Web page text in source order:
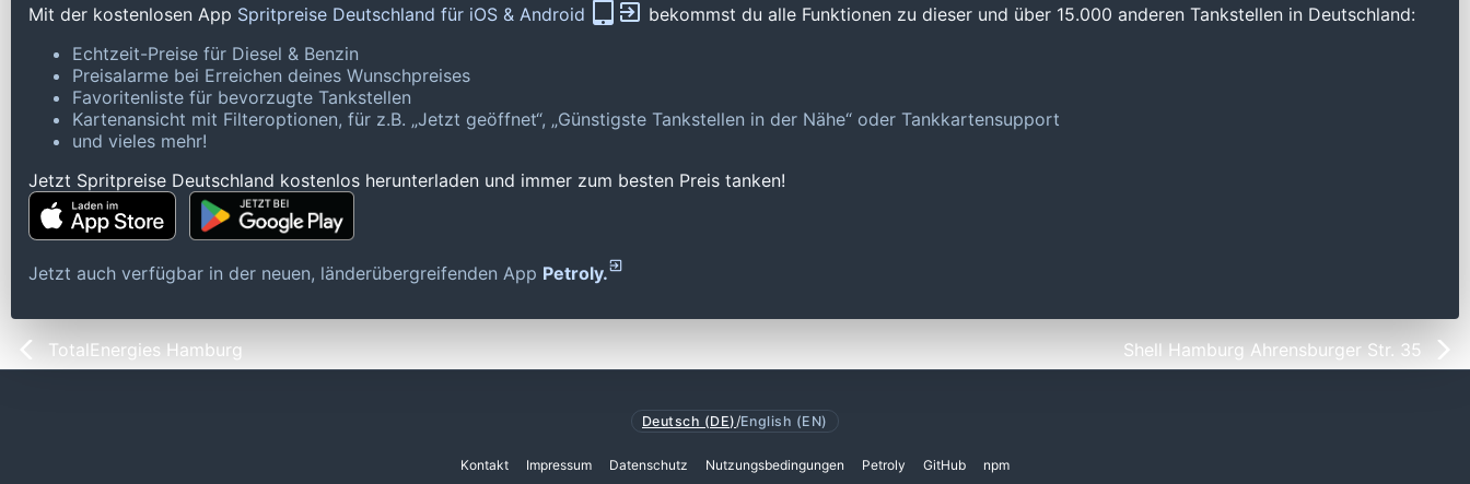
Mit der kostenlosen App Spritpreise Deutschland für iOS & Android
bekommst du alle Funktionen zu dieser und über 15.000 anderen Tankstellen in Deutschland:
Echtzeit-Preise für Diesel & Benzin
Preisalarme bei Erreichen deines Wunschpreises
Favoritenliste für bevorzugte Tankstellen
Kartenansicht mit Filteroptionen, für z.B. „Jetzt geöffnet“, „Günstigste Tankstellen in der Nähe“ oder Tankkartensupport
und vieles mehr!
Jetzt Spritpreise Deutschland kostenlos herunterladen und immer zum besten Preis tanken!
Jetzt auch verfügbar in der neuen, länderübergreifenden App Petroly.
TotalEnergies Hamburg Shell Hamburg Ahrensburger Str. 35
Deutsch (DE) /English (EN)
Kontakt Impressum Datenschutz Nutzungsbedingungen Petroly GitHub npm